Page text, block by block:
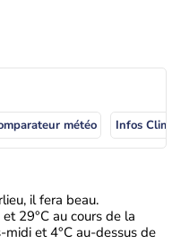
météo Infos
il fera beau.
29°C au cours de la
et 4°C au-dessus de